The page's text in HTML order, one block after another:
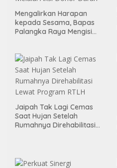
Mengalirkan Harapan
kepada Sesama, Bapas
Palangka Raya Mengisi
Jaipah Tak Lagi Cemas
Saat Hujan Setelah
Rumahnya Direhabilitasi